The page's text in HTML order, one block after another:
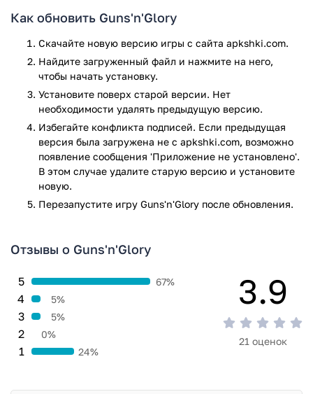
Guns'n'Glory - это качественная мобильная игра, которая
Она предлагает достаточно глубины для тактических
решений, оставаясь при этом доступной для широкого
круга игроков. Яркая стилизация под Дикий Запад и
продуманный геймплей делают ее отличным выбором для
тех, кто ишет интересную игру на Android.
Игра Guns'n'Glory прошла проверку антивирусом
VirusTotal. В результате проверки по всем последним
сигнатурам заражения файлов не выявлено.
Как обновить Guns'n'Glory
Скачайте новую версию игры с сайта apkshki.com.
Найдите загруженный файл и нажмите на него,
чтобы начать установку.
Установите поверх старой версии. Нет
необходимости удалять предыдущую версию.
Избегайте конфликта подписей. Если предыдущая
версия была загружена не с apkshki.com, возможно
появление сообщения 'Приложение не установлено'.
В этом случае удалите старую версию и установите
новую.
Перезапустите игру Guns'n'Glory после обновления.
Отзывы о Guns'n'Glory
1 24%
2 0%
3 5%
4 5%
5 67% 3.9
21 оценок